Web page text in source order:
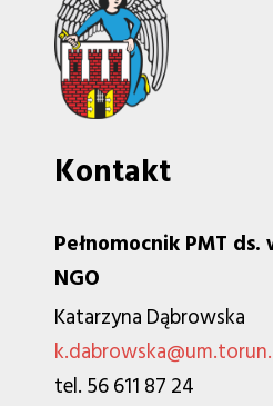
Kontakt
Pełnomocnik PMT ds.
NGO
Katarzyna Dąbrowska
tel. 56 611 87 24